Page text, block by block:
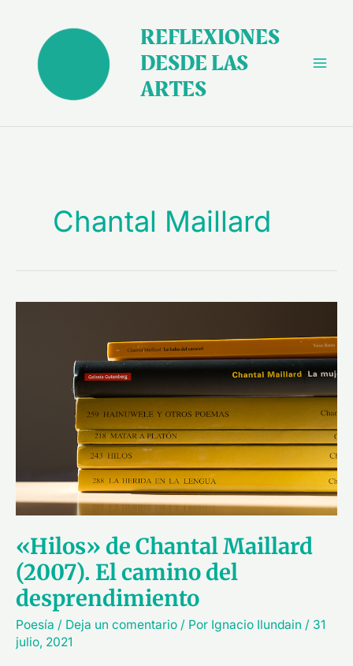
contenido
REFLEXIONES
DESDE LAS
ARTES
Chantal Maillard
«Hilos» de Chantal Maillard
(2007). El camino del
desprendimiento
Poesía / Deja un comentario / Por Ignacio Ilundain / 31
julio, 2021
desprendimiento